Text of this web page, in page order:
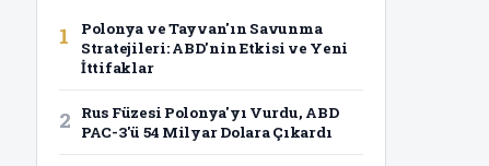
1
Polonya ve Tayvan'ın Savunma
Stratejileri: ABD'nin Etkisi ve Yeni
İttifaklar
2
Rus Füzesi Polonya'yı Vurdu, ABD
PAC-3'ü 54 Milyar Dolara Çıkardı